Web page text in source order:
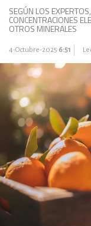
​SEGÚN LOS
CONCENTRACIONES
OTROS MINERALES
4-Octubre-2025 6:51